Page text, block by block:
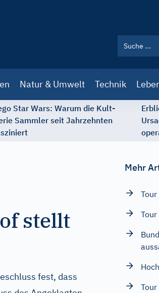
Natur & Umwelt Technik
Star Wars: Warum die Kult-
Sammler seit Jahrzehnten
stellt
fest, dass
Mehr